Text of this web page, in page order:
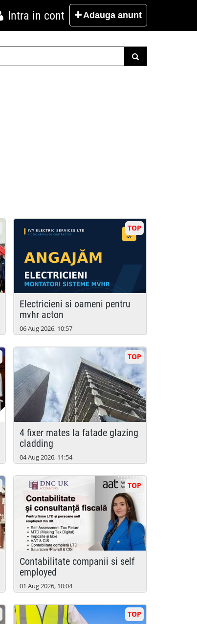
Intra in cont Adauga anunt
TOP
electricieni si oameni pentru
mvhr acton
06 Aug 2026, 10:57
TOP
4 fixer mates la fatade glazing
cladding
04 Aug 2026, 11:54
TOP
contabilitate companii si self
employed
01 Aug 2026, 10:04
TOP